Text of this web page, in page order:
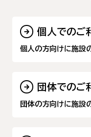
個人でのご
個人の方向けに施設
団体でのご
団体の方向けに施設